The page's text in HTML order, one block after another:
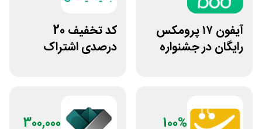
آیفون ۱۷ پرومکس
رایگان در جشنواره
کد تخفیف 20
درصدی اشتراک
100%
300,000